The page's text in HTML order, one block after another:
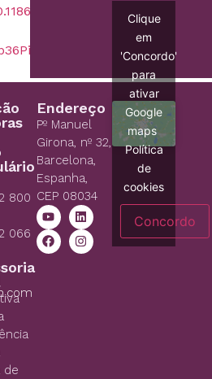
s12883-
800
066
de
Endereço
Pº Manuel
Girona, nº 32,
Barcelona,
Espanha,
CEP 08034
Clique
em
'Concordo'
para
ativar
Google
maps
Política
de
cookies
Concordo